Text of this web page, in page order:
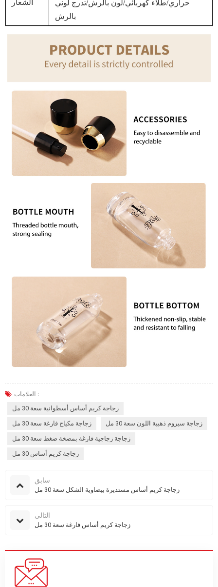
الشعار
حراري/طلاء كهربائي/لون بالرش/تدرج لوني
بالرش
العلامات :
زجاجة كريم أساس أسطوانية سعة 30 مل
زجاجة مكياج فارغة سعة 30 مل زجاجة سيروم ذهبية اللون سعة 30 مل
زجاجة زجاجية فارغة بمضخة ضغط سعة 30 مل
زجاجة كريم أساس 30 مل
سابق
زجاجة كريم أساس مستديرة بيضاوية الشكل سعة 30 مل
التالي
زجاجة كريم أساس فارغة سعة 30 مل